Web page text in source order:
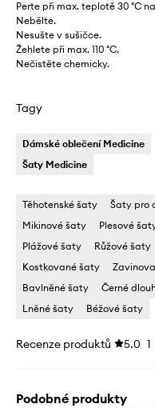
Perte při max. teplotě 30 °C
Nebělte.
Nesušte v sušičce.
Žehlete při max. 110 °C.
Nečistěte chemicky.
Tagy
Dámské oblečení Medicine
Šaty Medicine
Těhotenské šaty Šaty pro
Mikinové šaty
Plesové
Plážové šaty
Růžové šaty
Kostkované šaty
Bavlněné šaty
Černé
Lněné šaty
Béžové šaty
Recenze produktů 5.0 1
Podobné produkty